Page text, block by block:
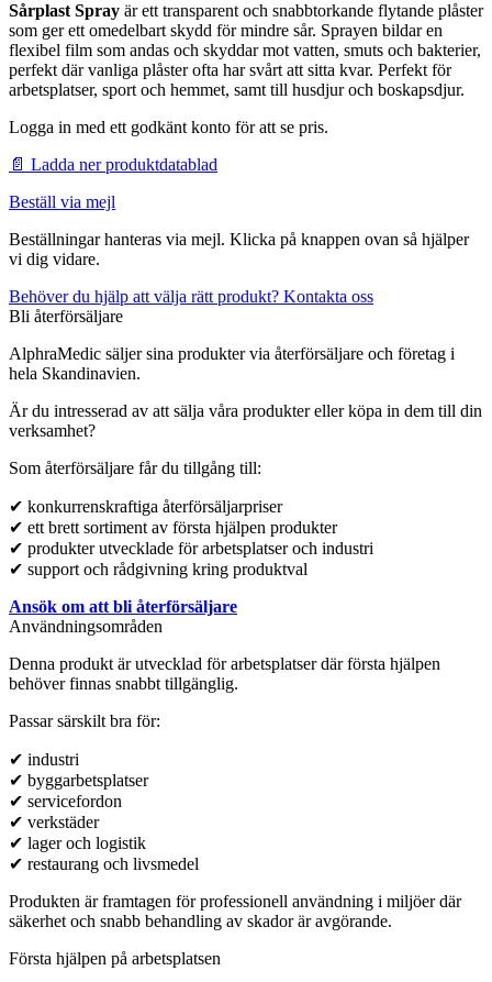
Sårplast Spray är ett transparent och snabbtorkande flytande plåster
som ger ett omedelbart skydd för mindre sår. Sprayen bildar en
flexibel film som andas och skyddar mot vatten, smuts och bakterier,
perfekt där vanliga plåster ofta har svårt att sitta kvar. Perfekt för
arbetsplatser, sport och hemmet, samt till husdjur och boskapsdjur.
Logga in med ett godkänt konto för att se pris.
📄 Ladda ner produktdatablad
Beställ via mejl
Beställningar hanteras via mejl. Klicka på knappen ovan så hjälper
vi dig vidare.
Behöver du hjälp att välja rätt produkt? Kontakta oss
Bli återförsäljare
AlphraMedic säljer sina produkter via återförsäljare och företag i
hela Skandinavien.
Är du intresserad av att sälja våra produkter eller köpa in dem till din
verksamhet?
Som återförsäljare får du tillgång till:
✔ konkurrenskraftiga återförsäljarpriser
✔ ett brett sortiment av första hjälpen produkter
✔ produkter utvecklade för arbetsplatser och industri
✔ support och rådgivning kring produktval
Ansök om att bli återförsäljare
Användningsområden
Denna produkt är utvecklad för arbetsplatser där första hjälpen
behöver finnas snabbt tillgänglig.
Passar särskilt bra för:
✔ industri
✔ byggarbetsplatser
✔ servicefordon
✔ verkstäder
✔ lager och logistik
✔ restaurang och livsmedel
Produkten är framtagen för professionell användning i miljöer där
säkerhet och snabb behandling av skador är avgörande.
Första hjälpen på arbetsplatsen